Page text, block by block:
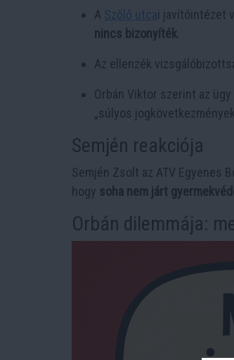
A Szőlő utcai javítóintézet
nincs bizonyíték
Az ellenzék
Orbán Viktor szerint az
„súlyos
Semjén reakciója
Semjén Zsolt az ATV Egyenes
hogy soha nem járt
Orbán dilemmája: